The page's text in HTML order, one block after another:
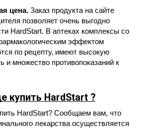
цена. Заказ продукта на сайте
позволяет очень выгодно
HardStart. В аптеках комплексы со
эффектом
по рецепту, имеют высокую
и множество противопоказаний к
купить HardStart ?
HardStart? Сообщаем вам, что
лекарства осуществляется